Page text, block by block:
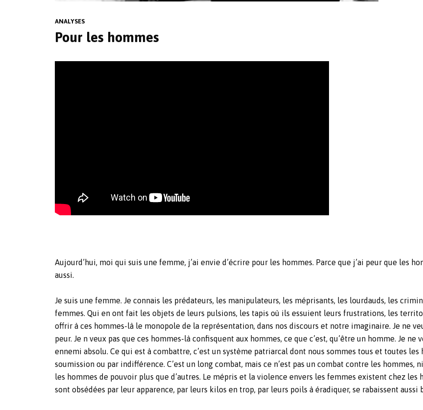
ANALYSES
Pour les hommes
Aujourd’hui, moi qui suis une femme, j’ai envie d’écrire pour les hommes. Parce que j’ai peur que les
aussi.
Je suis une femme. Je connais les prédateurs, les manipulateurs, les méprisants, les lourdauds, les
femmes. Qui en ont fait les objets de leurs pulsions, les tapis où ils essuient leurs frustrations, les
offrir à ces hommes-là le monopole de la représentation, dans nos discours et notre imaginaire. Je ne
peur. Je n veux pas que ces hommes-là confisquent aux hommes, ce que c’est, qu’être un homme. Je
ennemi absolu. Ce qui est à combattre, c’est un système patriarcal dont nous sommes tous et toutes
soumission ou par indifférence. C’est un long combat, mais ce n’est pas un combat contre les hommes,
les hommes de pouvoir plus que d’autres. Le mépris et la violence envers les femmes existent chez les
sont obsédées par leur apparence, par leurs kilos en trop, par leurs poils à éradiquer, se rabaissent